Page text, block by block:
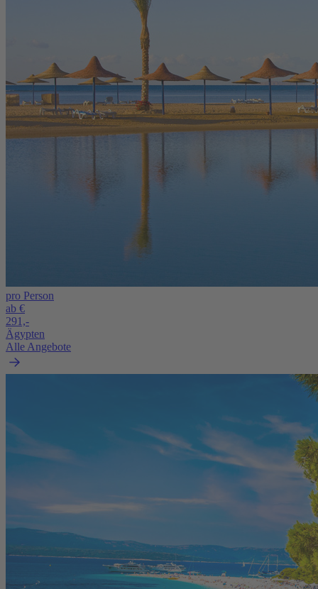
pro Person
ab €
291,-
Ägypten
Alle Angebote